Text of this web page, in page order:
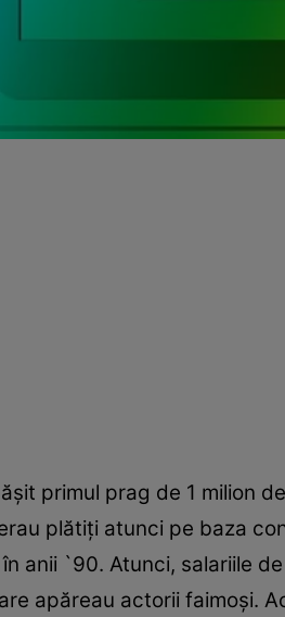
primul prag de 1 milion
plătiți atunci pe baza
anii `90. Atunci, salariile
apăreau actorii faimoşi.